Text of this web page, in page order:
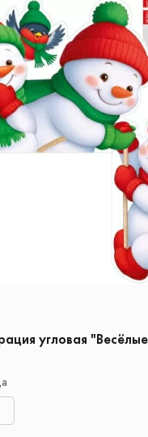
угловая